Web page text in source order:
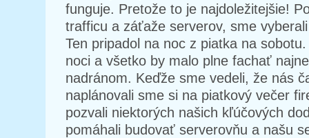
funguje. Pretože to je najdoležitejšie!
trafficu a záťaže serverov, sme
Ten pripadol na noc z piatka na
noci a všetko by malo plne fachať
nadránom. Keďže sme vedeli, že nás
naplánovali sme si na piatkový večer
pozvali niektorých našich kľúčových
pomáhali budovať serverovňu a našu